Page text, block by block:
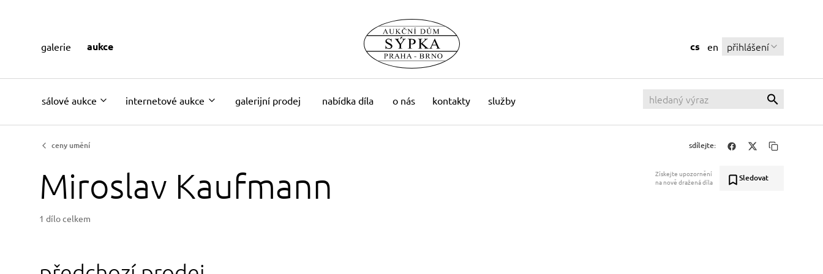
sálové aukce internetové aukce galerijní prodej nabídka díla o nás kontakty služby
cs en přihlášení
galerie aukce
ceny umění sdílejte:
Miroslav Kaufmann
Získejte upozornění
na nově dražená díla
Sledovat
1 dílo celkem